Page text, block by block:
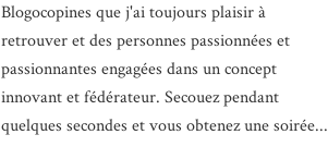
Blogocopines que j'ai toujours plaisir à
retrouver et des personnes passionnées et
passionnantes engagées dans un concept
innovant et fédérateur. Secouez pendant
quelques secondes et vous obtenez une soirée...